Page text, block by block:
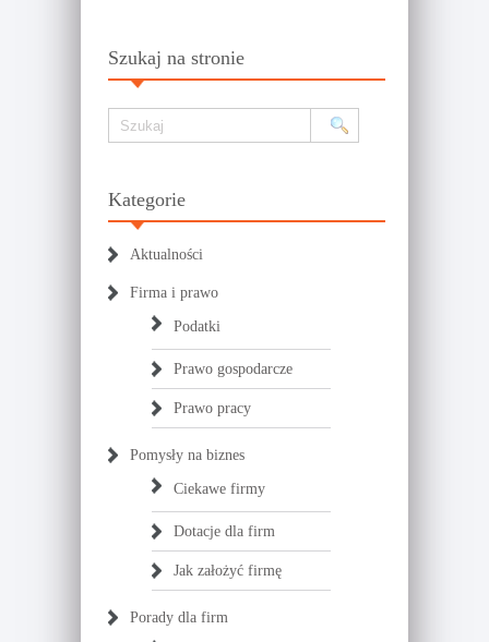
Szukaj na stronie
Kategorie
Aktualności
Firma i prawo
Podatki
Prawo gospodarcze
Prawo pracy
Pomysły na biznes
Ciekawe firmy
Dotacje dla firm
Jak założyć firmę
Porady dla firm